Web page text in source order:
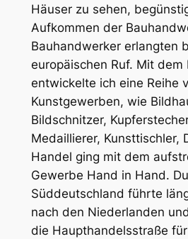
Häuser zu sehen,
Aufkommen der
Bauhandwerker erlangten
europäischen Ruf. Mit dem
entwickelte ich eine Reihe
Kunstgewerben, wie
Bildschnitzer,
Medaillierer, Kunsttischler,
Handel ging mit dem
Gewerbe Hand in Hand.
Süddeutschland führte
nach den Niederlanden
die Haupthandelsstraße